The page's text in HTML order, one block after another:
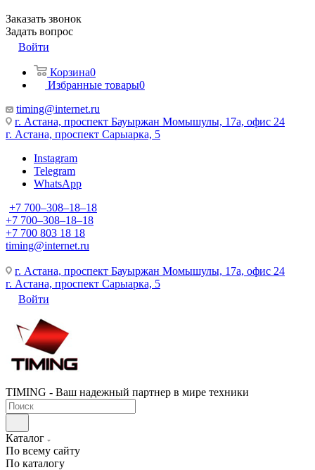
Заказать звонок
Задать вопрос
Войти
Корзина0
Избранные товары0
timing@internet.ru
г. Астана, проспект Бауыржан Момышулы, 17а, офис 24
г. Астана, проспект Сарыарка, 5
Instagram
Telegram
WhatsApp
+7 700‒308‒18‒18
+7 700‒308‒18‒18
+7 700 803 18 18
timing@internet.ru
г. Астана, проспект Бауыржан Момышулы, 17а, офис 24
г. Астана, проспект Сарыарка, 5
Войти
TIMING - Ваш надежный партнер в мире техники
Каталог
По всему сайту
По каталогу